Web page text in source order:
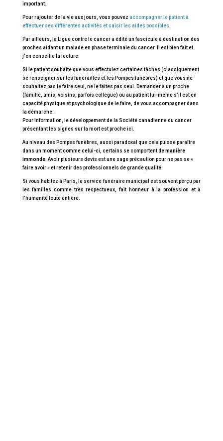
important.
Pour rajouter de la vie aux jours, vous pouvez accompagner le patient à
effectuer ses différentes activités et saisir les aides possibles
Par ailleurs, la Ligue contre le cancer a édité un fascicule à destination des
proches aidant un malade en phase terminale du cancer. Il est bien fait et
j’en conseille la lecture.
Si le patient souhaite que vous effectuiez certaines tâches (classiquement
se renseigner sur les funérailles et les Pompes funèbres) et que vous ne
souhaitez pas le faire seul, ne le faites pas seul. Demander à un proche
(famille, amis, voisins, parfois collègue) ou au patient lui-même s’il est en
capacité physique et psychologique de le faire, de vous accompagner dans
la démarche.
Pour information, le développement de la Société canadienne du cancer
présentant les signes sur la mort est proche ici.
Au niveau des Pompes funèbres, aussi paradoxal que cela puisse paraître
dans un moment comme celui-ci, certains se comportent demanière
immonde. Avoir plusieurs devis est une sage précaution pour ne pas se «
faire avoir » et retenir des professionnels de grande qualité.
Si vous habitez à Paris, le service funéraire municipal est souvent perçu par
les familles comme très respectueux, fait honneur à la profession et à
l’humanité toute entière.